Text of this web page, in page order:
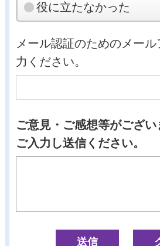
役に立たなかった
メール認証のためのメール
力ください。
ご意見・ご感想等がござ
ご入力し送信ください。